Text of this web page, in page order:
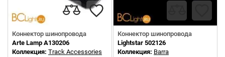
Коннектор шинопровода
Arte Lamp A130206
Коллекция: Track Accessories
Коннектор шинопровода
Lightstar 502126
Коллекция: Barra